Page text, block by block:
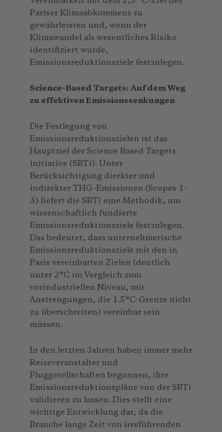
Pariser Klimaabkommens zu
gewährleisten und, wenn der
Klimawandel als wesentliches Risiko
identifiziert wurde,
Emissionsreduktionsziele festzulegen.
Science-Based Targets: Auf dem Weg
zu effektiven Emissionssenkungen
Die Festlegung von
Emissionsreduktionszielen ist das
Hauptziel der Science Based Targets
initiative (SBTi). Unter
Berücksichtigung direkter und
indirekter THG-Emissionen (Scopes 1-
3) liefert die SBTi eine Methodik, um
wissenschaftlich fundierte
Emissionsreduktionsziele festzulegen.
Das bedeutet, dass unternehmerische
Emissionsreduktionsziele mit den in
Paris vereinbarten Zielen (deutlich
unter 2°C im Vergleich zum
vorindustriellen Niveau, mit
Anstrengungen, die 1.5°C-Grenze nicht
zu überschreiten) vereinbar sein
müssen.
In den letzten Jahren haben immer mehr
Reiseveranstalter und
Fluggesellschaften begonnen, ihre
Emissionsreduktionspläne von der SBTi
validieren zu lassen. Dies stellt eine
wichtige Entwicklung dar, da die
Branche lange Zeit von irreführenden